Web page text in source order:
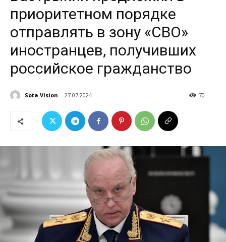
приоритетном порядке
отправлять в зону «СВО»
иностранцев, получивших
российское гражданство
Sota Vision 27.07.2024 70